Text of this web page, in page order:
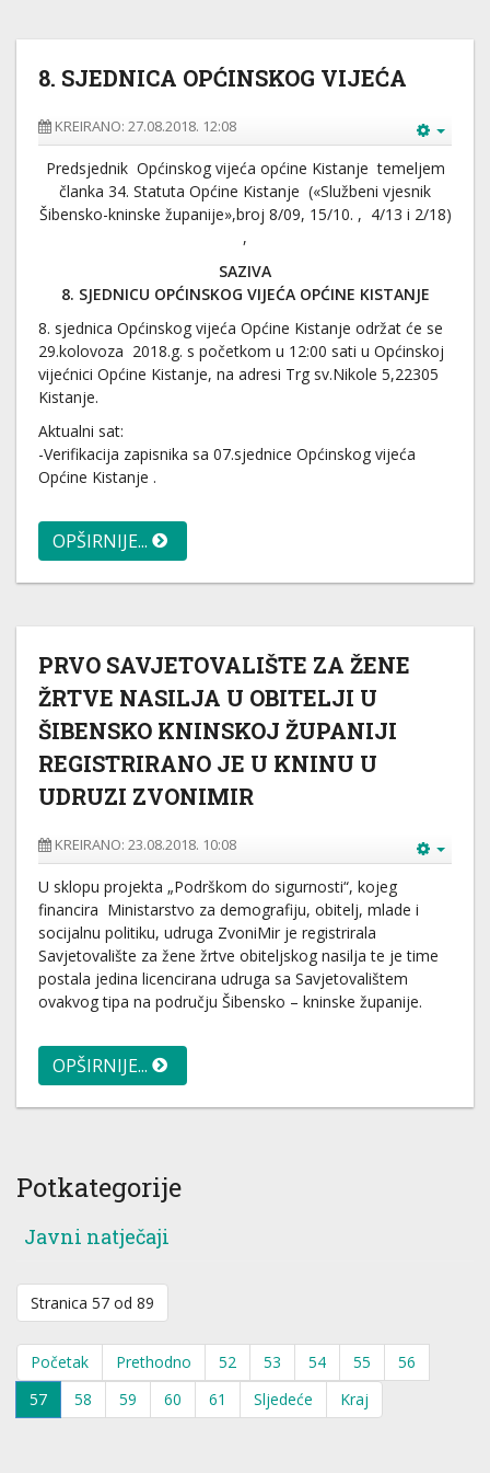
8. SJEDNICA OPĆINSKOG VIJEĆA
KREIRANO: 27.08.2018. 12:08
Predsjednik Općinskog vijeća općine Kistanje temeljem
članka 34. Statuta Općine Kistanje («Službeni vjesnik
Šibensko-kninske županije»,broj 8/09, 15/10. , 4/13 i 2/18)
,
SAZIVA
8. SJEDNICU OPĆINSKOG VIJEĆA OPĆINE KISTANJE
8. sjednica Općinskog vijeća Općine Kistanje održat će se
29.kolovoza 2018.g. s početkom u 12:00 sati u Općinskoj
vijećnici Općine Kistanje, na adresi Trg sv.Nikole 5,22305
Kistanje.
Aktualni sat:
-Verifikacija zapisnika sa 07.sjednice Općinskog vijeća
Općine Kistanje .
OPŠIRNIJE...
PRVO SAVJETOVALIŠTE ZA ŽENE
ŽRTVE NASILJA U OBITELJI U
ŠIBENSKO KNINSKOJ ŽUPANIJI
REGISTRIRANO JE U KNINU U
UDRUZI ZVONIMIR
KREIRANO: 23.08.2018. 10:08
U sklopu projekta „Podrškom do sigurnosti“, kojeg
financira Ministarstvo za demografiju, obitelj, mlade i
socijalnu politiku, udruga ZvoniMir je registrirala
Savjetovalište za žene žrtve obiteljskog nasilja te je time
postala jedina licencirana udruga sa Savjetovalištem
ovakvog tipa na području Šibensko – kninske županije.
OPŠIRNIJE...
Potkategorije
Javni natječaji
Stranica 57 od 89
Početak Prethodno 52 53 54 55
56
57
58 59 60 61 Sljedeće Kraj